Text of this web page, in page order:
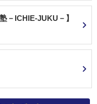
屋市立高大接続型）
抜＜全国一般枠＞
抜）
科・科目を受験してくださ
学の合計点，理科の合計点が
。
(7月募集）】
第1次選考合格者を決定しま
－ICHIE-JUKU－】